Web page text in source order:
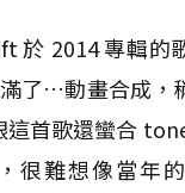
於 2014 專輯的
了…動畫合成，
這首歌還蠻合
很難想像當年